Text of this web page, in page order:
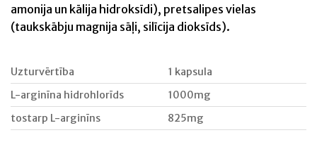
amonija un kālija hidroksīdi), pretsalipes vielas
(taukskābju magnija sāļi, silīcija dioksīds).
Uzturvērtība
1 kapsula
L-arginīna hidrohlorīds
1000mg
tostarp L-arginīns
825mg